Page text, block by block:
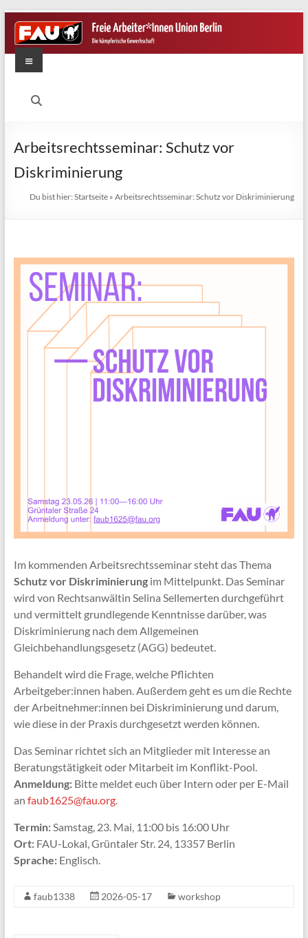
Zum
Inhalt
springen
FAU
kämpferische
Gewerkschaft
Menü
Arbeitsrechtsseminar: Schutz vor
Diskriminierung
Du bist hier:Startseite »Arbeitsrechtsseminar: Schutz vor Diskriminierung
Im kommenden Arbeitsrechtsseminar steht das Thema
Schutz vor Diskriminierungim Mittelpunkt. Das Seminar
wird von Rechtsanwältin Selina Sellemerten durchgeführt
und vermittelt grundlegende Kenntnisse darüber, was
Diskriminierung nach dem Allgemeinen
Gleichbehandlungsgesetz (AGG) bedeutet.
Behandelt wird die Frage, welche Pflichten
Arbeitgeber:innen haben. Außerdem geht es um die Rechte
der Arbeitnehmer:innen bei Diskriminierung und darum,
wie diese in der Praxis durchgesetzt werden können.
Das Seminar richtet sich an Mitglieder mit Interesse an
Beratungstätigkeit oder Mitarbeit im Konflikt-Pool.
Anmeldung:Bitte meldet euch über Intern oder per E-Mail
an faub1625@fau.org.
Termin:Samstag, 23. Mai, 11:00 bis 16:00 Uhr
Ort:FAU-Lokal, Grüntaler Str. 24, 13357 Berlin
Sprache:Englisch.
faub1338 2026-05-17 workshop